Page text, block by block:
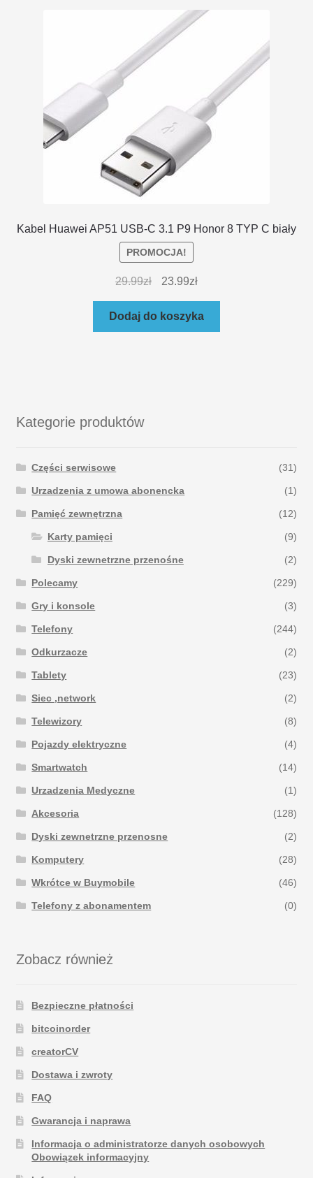
Kabel Huawei AP51 USB-C 3.1 P9 Honor 8 TYP C biały
PROMOCJA!
29.99zł 23.99zł
Dodaj do koszyka
Kategorie produktów
Części serwisowe (31)
Urzadzenia z umowa abonencka (1)
Pamięć zewnętrzna (12)
Karty pamięci (9)
Dyski zewnetrzne przenośne (2)
Polecamy (229)
Gry i konsole (3)
Telefony (244)
Odkurzacze (2)
Tablety (23)
Siec ,network (2)
Telewizory (8)
Pojazdy elektryczne (4)
Smartwatch (14)
Urzadzenia Medyczne (1)
Akcesoria (128)
Dyski zewnetrzne przenosne (2)
Komputery (28)
Wkrótce w Buymobile (46)
Telefony z abonamentem (0)
Zobacz również
Bezpieczne płatności
bitcoinorder
creatorCV
Dostawa i zwroty
FAQ
Gwarancja i naprawa
Informacja o administratorze danych osobowych
Obowiązek informacyjny